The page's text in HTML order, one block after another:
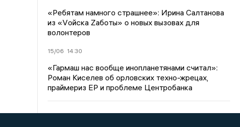
«Ребятам намного страшнее»: Ирина Салтанова
из «Vойска Zаботы» о новых вызовах для
волонтеров
15/06 14:30
«Гармаш нас вообще инопланетянами считал»:
Роман Киселев об орловских техно-жрецах,
праймериз ЕР и проблеме Центробанка